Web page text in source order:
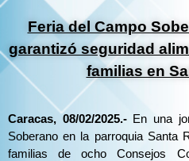
Feria del Campo
garantizó seguridad
familias en
Caracas, 08/02/2025.-En una
Soberano en la parroquia Santa
familias de ocho Consejos